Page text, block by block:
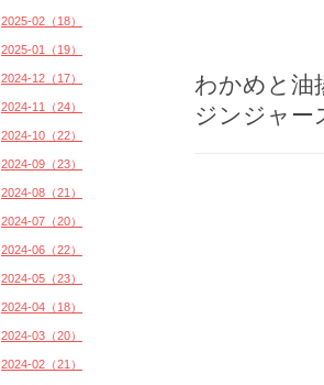
わかめと油
ジンジャー
2025-02（18）
2025-01（19）
2024-12（17）
2024-11（24）
2024-10（22）
2024-09（23）
2024-08（21）
2024-07（20）
2024-06（22）
2024-05（23）
2024-04（18）
2024-03（20）
2024-02（21）